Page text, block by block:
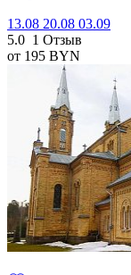
13.08 20.08 03.09
5.0 1 Отзыв
от 195 BYN